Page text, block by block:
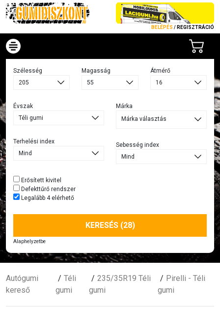
BELÉPÉS / REGISZTRÁCIÓ
Szélesség Magasság Átmérő
Évszak
Terhelési index
Márka
Márka választás
Sebesség index
Erősített kivitel
Defekttűrő rendszer
Legalább 4 elérhető
KERESÉS (28)
Alaphelyzetbe
Autógumi
kereső
Téli
gumi
235/35R19 Téli
gumi
Pirelli - Téli
gumi